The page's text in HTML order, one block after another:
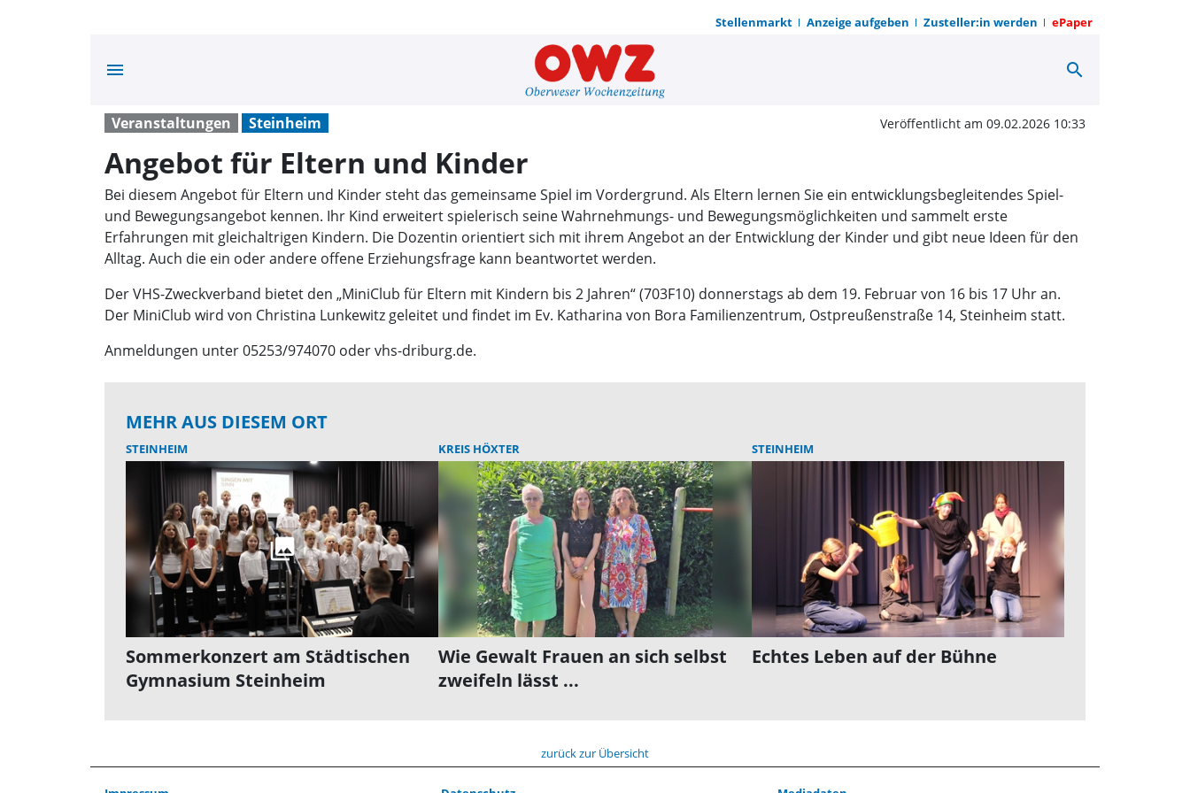
Stellenmarkt Anzeige aufgeben Zusteller:in werden ePaper
menu Angebot für Eltern und Kinder |
search
Veranstaltungen Steinheim Veröffentlicht am 09.02.2026 10:33
Angebot für Eltern und Kinder
Bei diesem Angebot für Eltern und Kinder steht das gemeinsame Spiel im Vordergrund. Als Eltern lernen Sie ein entwicklungsbegleitendes Spiel-
und Bewegungsangebot kennen. Ihr Kind erweitert spielerisch seine Wahrnehmungs- und Bewegungsmöglichkeiten und sammelt erste
Erfahrungen mit gleichaltrigen Kindern. Die Dozentin orientiert sich mit ihrem Angebot an der Entwicklung der Kinder und gibt neue Ideen für den
Alltag. Auch die ein oder andere offene Erziehungsfrage kann beantwortet werden.
Der VHS-Zweckverband bietet den „MiniClub für Eltern mit Kindern bis 2 Jahren“ (703F10) donnerstags ab dem 19. Februar von 16 bis 17 Uhr an.
Der MiniClub wird von Christina Lunkewitz geleitet und findet im Ev. Katharina von Bora Familienzentrum, Ostpreußenstraße 14, Steinheim statt.
Anmeldungen unter 05253/974070 oder vhs-driburg.de.
MEHR AUS DIESEM ORT
STEINHEIM
Sommerkonzert am Städtischen
Gymnasium Steinheim
KREIS HÖXTER
Wie Gewalt Frauen an sich selbst
zweifeln lässt ...
STEINHEIM
Echtes Leben auf der Bühne
zurück zur Übersicht